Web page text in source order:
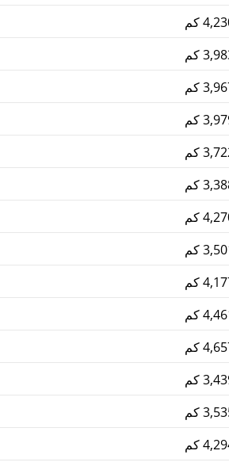
كم
كم
كم
كم
كم
كم
كم
كم
كم
كم
كم
كم
كم
كم